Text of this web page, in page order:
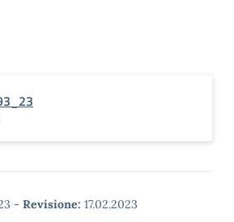
- Revisione: 17.02.2023